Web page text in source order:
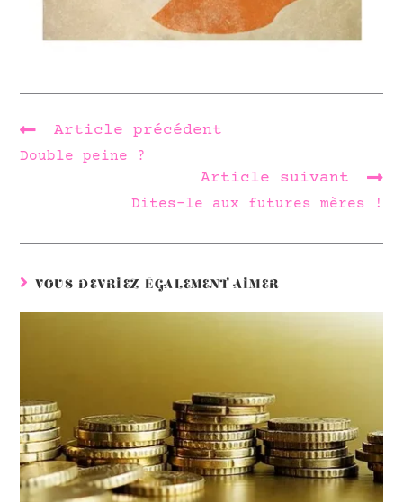
Article précédent
Double peine ?
Article suivant
Dites-le aux futures mères !
VOUS DEVRIEZ ÉGALEMENT AIMER